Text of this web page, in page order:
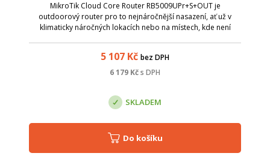
MikroTik Cloud Core Router RB5009UPr+S+OUT je
outdoorový router pro to nejnáročnější nasazení, ať už v
klimaticky náročných lokacích nebo na místech, kde není
5 107 Kč bez DPH
6 179 Kčs DPH
SKLADEM
Do košíku